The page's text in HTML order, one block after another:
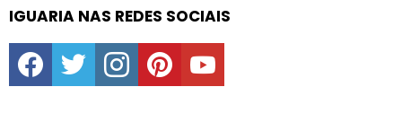
IGUARIA NAS REDES SOCIAIS
facebooktwitter instagrampinterestyoutube